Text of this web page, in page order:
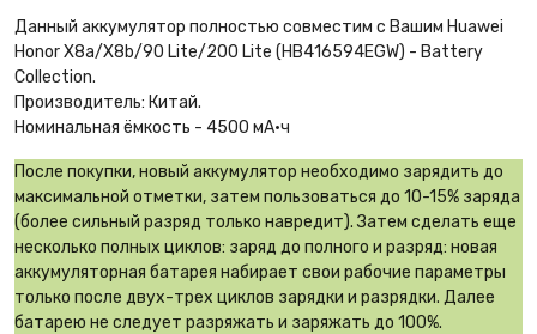
Данный аккумулятор полностью совместим с Вашим Huawei
Honor X8a/X8b/90 Lite/200 Lite (HB416594EGW) - Battery
Collection.
Производитель: Китай.
Номинальная ёмкость - 4500 мА·ч
После покупки, новый аккумулятор необходимо зарядить до
максимальной отметки, затем пользоваться до 10-15% заряда
(более сильный разряд только навредит). Затем сделать еще
несколько полных циклов: заряд до полного и разряд: новая
аккумуляторная батарея набирает свои рабочие параметры
только после двух-трех циклов зарядки и разрядки. Далее
батарею не следует разряжать и заряжать до 100%.